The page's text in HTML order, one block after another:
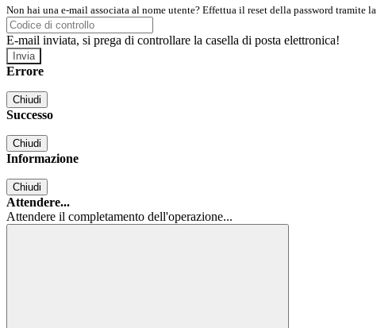
Non hai una e-mail associata al nome utente? Effettua il reset della password tramite la
E-mail inviata, si prega di controllare la casella di posta elettronica!
Errore
Chiudi
Successo
Chiudi
Informazione
Chiudi
Attendere...
Attendere il completamento dell'operazione...